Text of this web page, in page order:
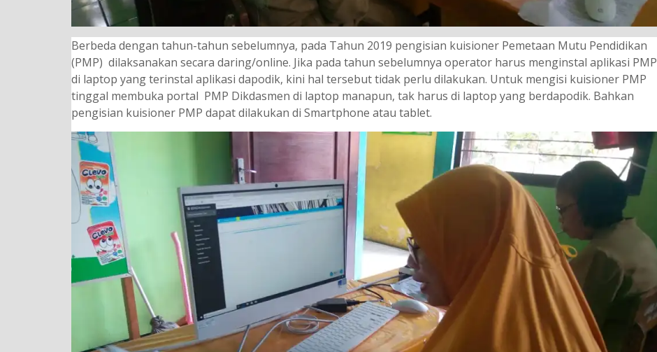
Berbeda dengan tahun-tahun sebelumnya, pada Tahun 2019 pengisian kuisioner Pemetaan Mutu Pendidikan
(PMP) dilaksanakan secara daring/online. Jika pada tahun sebelumnya operator harus menginstal aplikasi PMP
di laptop yang terinstal aplikasi dapodik, kini hal tersebut tidak perlu dilakukan. Untuk mengisi kuisioner PMP
tinggal membuka portal PMP Dikdasmen di laptop manapun, tak harus di laptop yang berdapodik. Bahkan
pengisian kuisioner PMP dapat dilakukan di Smartphone atau tablet.